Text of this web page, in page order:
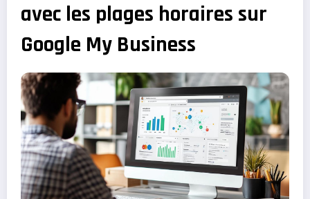
avec les plages horaires sur
Google My Business